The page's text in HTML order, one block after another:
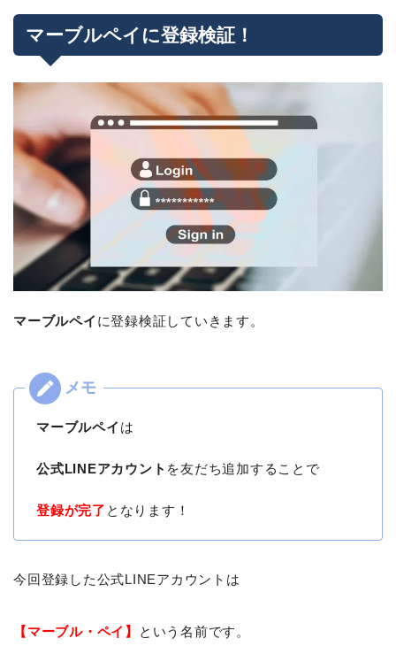
マーブルペイに登録検証！
マーブルペイ に登録検証していきます。
マーブルペイ は
公式LINEアカウント を友だち追加することで
登録が完了 となります！
今回登録した公式LINEアカウントは
【マーブル・ペイ】 という名前です。